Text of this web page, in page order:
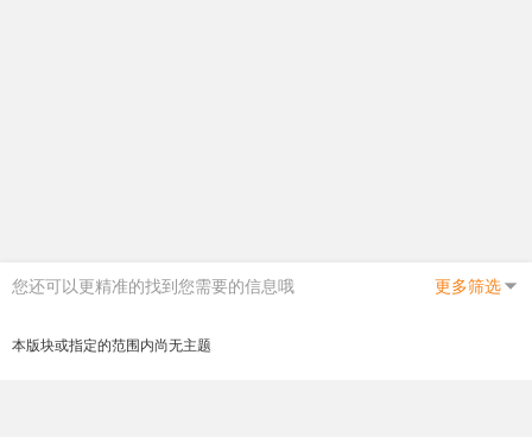
您还可以更精准的找到您需要的信息哦 更多筛选
本版块或指定的范围内尚无主题